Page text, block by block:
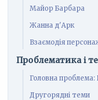
Майор Барбара
Жанна д'Арк
Взаємодія
Проблематика і
Головна проблема:
Другорядні теми